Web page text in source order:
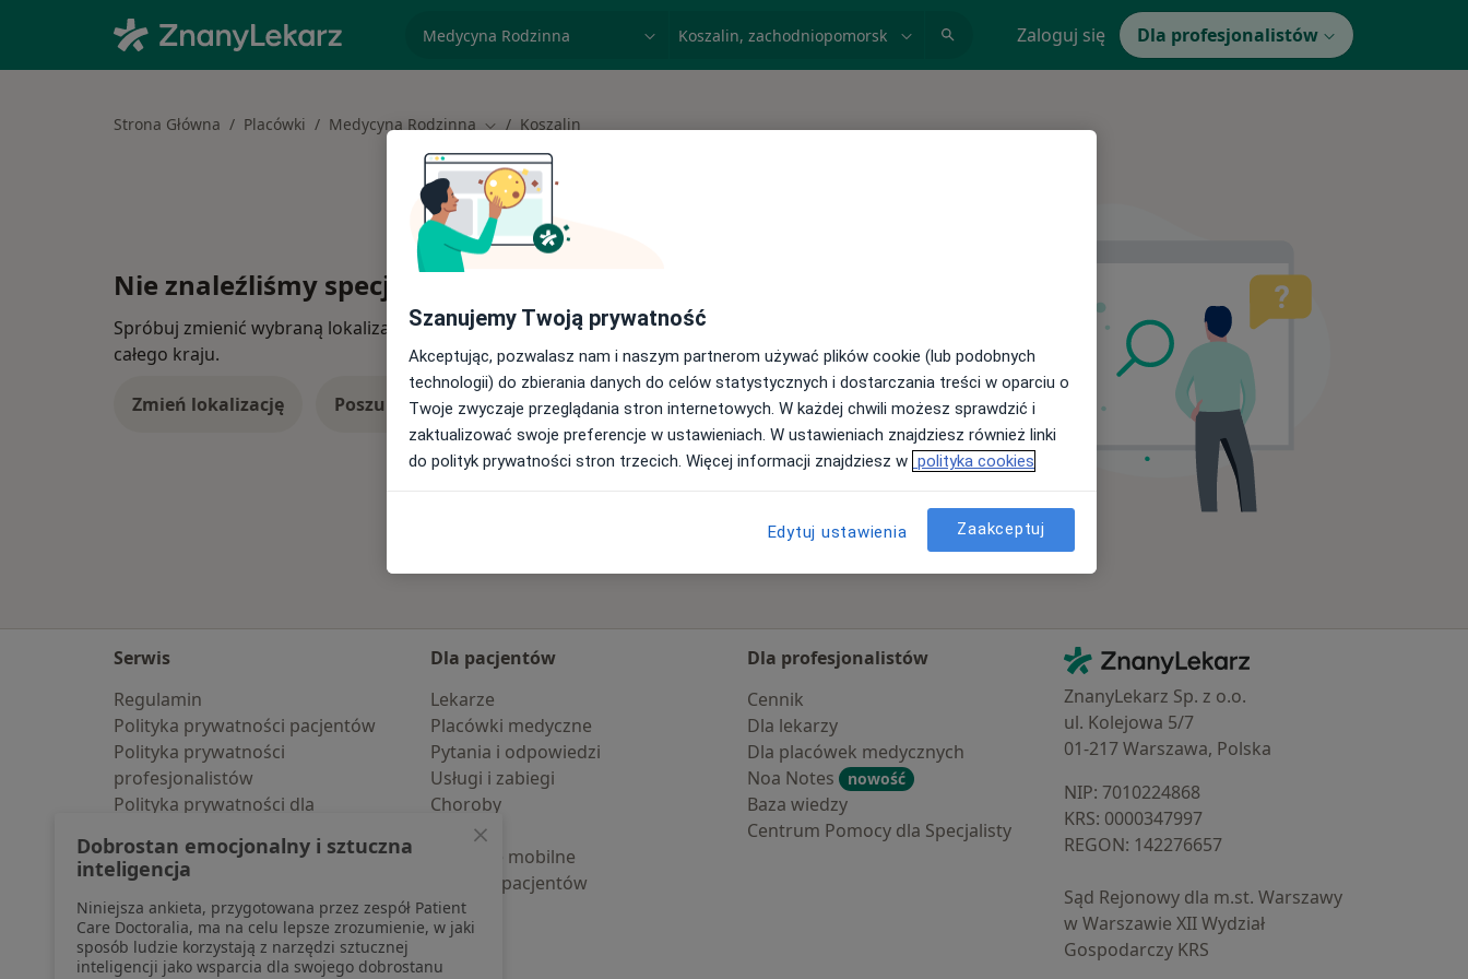
Zaloguj się Dla profesjonalistów
Strona Główna Placówki Medycyna Rodzinna Zmień miasto
Koszalin
Nie znaleźliśmy specjalistów spełniających podane kryteria
Spróbuj zmienić wybraną lokalizację lub wypróbuj konsultacje online ze specjalistami z
całego kraju.
Zmień lokalizację Poszukaj konsultacji online
Serwis
Regulamin
Polityka prywatności pacjentów
Polityka prywatności
profesjonalistów
Polityka prywatności dla
pozyskaliśmy samodzielnie
Polityka cookies
Jak działają wyniki wyszukiwania
Dostępność
O nas
Dla pacjentów
Lekarze
Placówki medyczne
Pytania i odpowiedzi
Usługi i zabiegi
Choroby
Pomoc
Aplikacje mobilne
Blog dla pacjentów
Dla profesjonalistów
Cennik
Dla lekarzy
Dla placówek medycznych
Noa Notes
nowość
Baza wiedzy
Centrum Pomocy dla Specjalisty
Kontakt
ZnanyLekarz - Strona główna
ZnanyLekarz Sp. z o.o.
ul. Kolejowa 5/7
01-217 Warszawa, Polska
NIP: ⁠7010224868
KRS: ⁠0000347997
REGON: ⁠142276657
Sąd Rejonowy dla m.st. Warszawy
w Warszawie XII Wydział
Gospodarczy KRS
Szanujemy Twoją prywatność
Akceptując, pozwalasz nam i naszym partnerom używać plików cookie (lub podobnych
technologii) do zbierania danych do celów statystycznych i dostarczania treści w oparciu o
Twoje zwyczaje przeglądania stron internetowych. W każdej chwili możesz sprawdzić i
zaktualizować swoje preferencje w ustawieniach. W ustawieniach znajdziesz również linki
do polityk prywatności stron trzecich. Więcej informacji znajdziesz w polityka cookies
Edytuj ustawienia Zaakceptuj
Dobrostan emocjonalny i sztuczna
inteligencja
Niniejsza ankieta, przygotowana przez zespół Patient
Care Doctoralia, ma na celu lepsze zrozumienie, w jaki
sposób ludzie korzystają z narzędzi sztucznej
inteligencji jako wsparcia dla swojego dobrostanu